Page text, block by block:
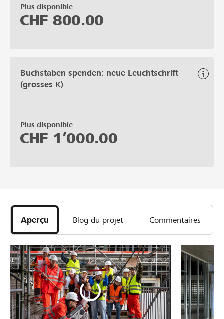
Plus disponible
CHF 800.00
Buchstaben spenden: neue Leuchtschrift
(grosses K)
Plus disponible
CHF 1’000.00
Aperçu Blog du projet Commentaires